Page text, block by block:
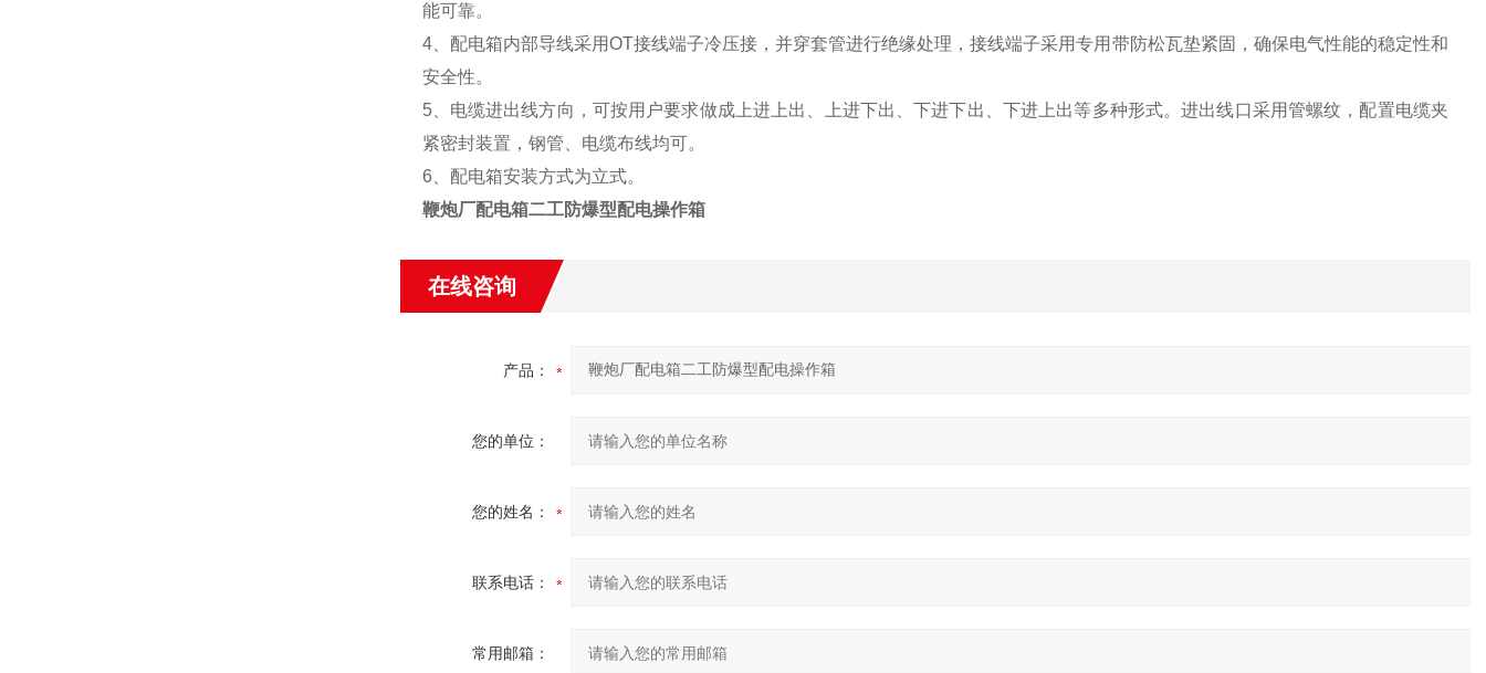
能可靠。
4、配电箱内部导线采用OT接线端子冷压接，并穿套管进行绝缘处理，接线端子采用专用带防松瓦垫紧固，确保电气性能的稳定性和
安全性。
5、电缆进出线方向，可按用户要求做成上进上出、上进下出、下进下出、下进上出等多种形式。进出线口采用管螺纹，配置电缆夹
紧密封装置，钢管、电缆布线均可。
6、配电箱安装方式为立式。
鞭炮厂配电箱二工防爆型配电操作箱
在线咨询
产品：
您的单位：
您的姓名：
联系电话：
常用邮箱：